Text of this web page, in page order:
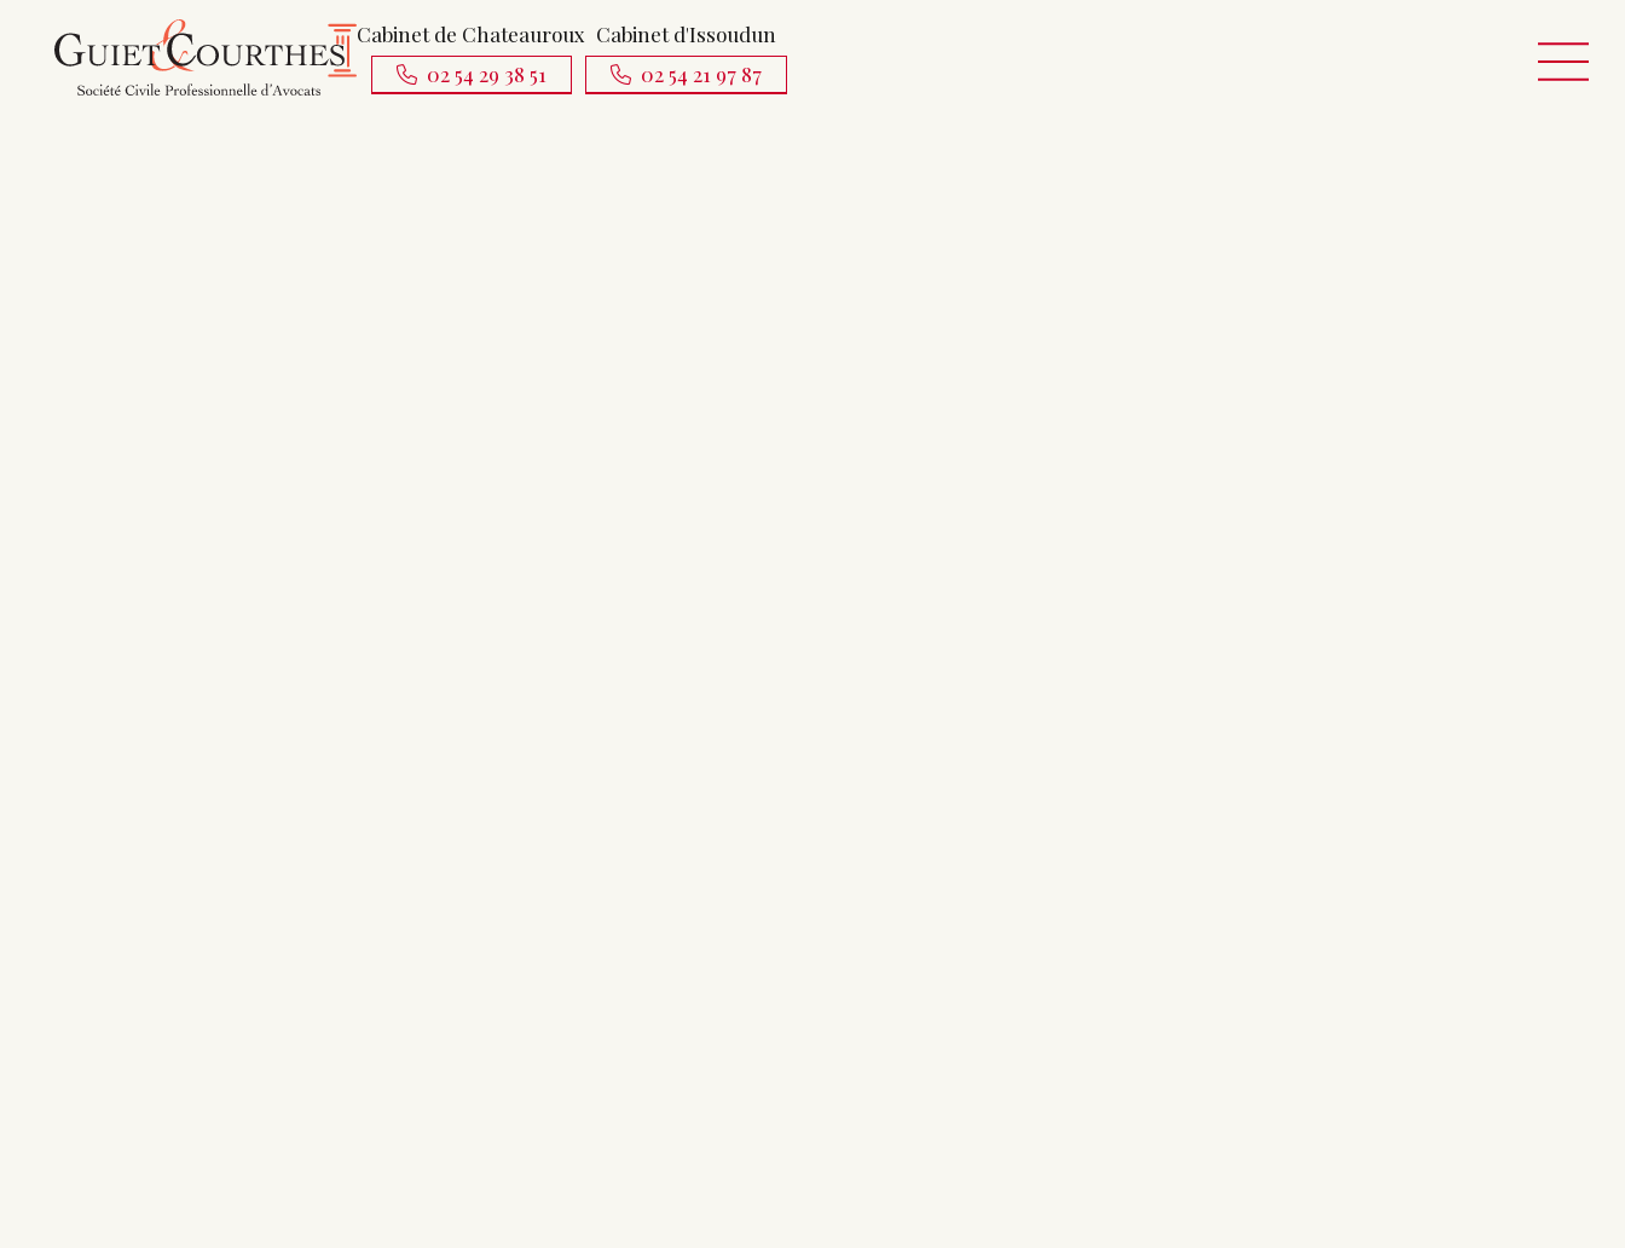
Cabinet de Chateauroux
02 54 29 38 51
Cabinet d'Issoudun
02 54 21 97 87